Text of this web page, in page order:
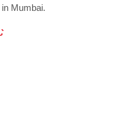
Mumbai.